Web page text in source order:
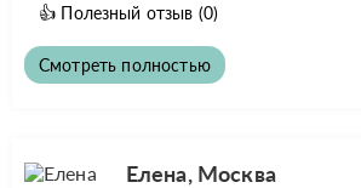
👍 Полезный отзыв (0)
Смотреть полностью
Елена, Москва